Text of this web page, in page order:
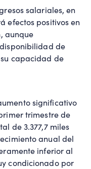
salariales, en
efectos positivos en
aunque
de
capacidad de
significativo
trimestre de
de 3.377,7 miles
anual del
inferior al
condicionado por